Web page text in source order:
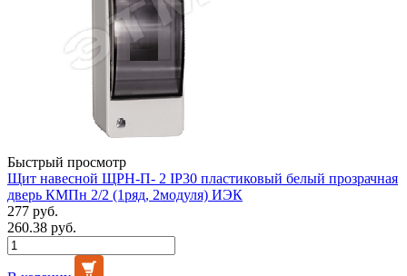
Быстрый просмотр
Щит навесной ЩРН-П- 2 IP30 пластиковый белый прозрачная
дверь КМПн 2/2 (1ряд, 2модуля) ИЭК
277 руб.
260.38 руб.